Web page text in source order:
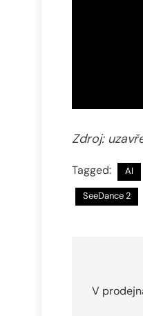
Zdroj:
Tagged: AI
SeeDance 2
pro
V